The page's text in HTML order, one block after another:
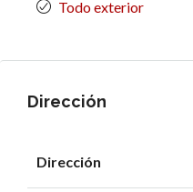
Todo exterior
Dirección
Dirección